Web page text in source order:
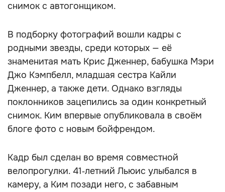
снимок с автогонщиком.
В подборку фотографий вошли кадры с
родными звезды, среди которых — её
знаменитая мать Крис Дженнер, бабушка Мэри
Джо Кэмпбелл, младшая сестра Кайли
Дженнер, а также дети. Однако взгляды
поклонников зацепились за один конкретный
снимок. Ким впервые опубликовала в своём
блоге фото с новым бойфрендом.
Кадр был сделан во время совместной
велопрогулки. 41‑летний Льюис улыбался в
камеру, а Ким позади него, с забавным